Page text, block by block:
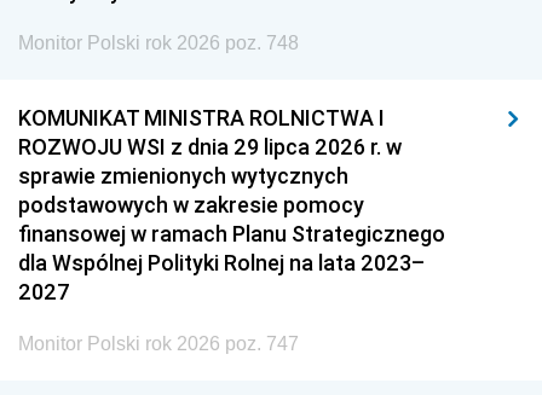
Monitor Polski rok 2026 poz. 748
KOMUNIKAT MINISTRA ROLNICTWA I
ROZWOJU WSI z dnia 29 lipca 2026 r. w
sprawie zmienionych wytycznych
podstawowych w zakresie pomocy
finansowej w ramach Planu Strategicznego
dla Wspólnej Polityki Rolnej na lata 2023–
2027
Monitor Polski rok 2026 poz. 747